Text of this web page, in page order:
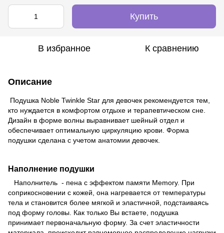
Купить
В избранное К сравнению
Описание
Подушка Noble Twinkle Star для девочек рекомендуется тем,
кто нуждается в комфортом отдыхе и терапевтическом сне.
Дизайн в форме волны выравнивает шейный отдел и
обеспечивает оптимальную циркуляцию крови. Форма
подушки сделана с учетом анатомии девочек.
Наполнение подушки
Наполнитель - пена с эффектом памяти Memory. При
соприкосновении с кожей, она нагревается от температуры
тела и становится более мягкой и эластичной, подстаиваясь
под форму головы. Как только Вы встаете, подушка
принимает первоначальную форму. За счет эластичности